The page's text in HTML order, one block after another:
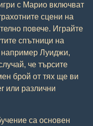
с Марио включват
сцени на
повече. Играйте
спътници на
например Луиджи,
че търсите
брой от тях ще ви
или различни
са основен